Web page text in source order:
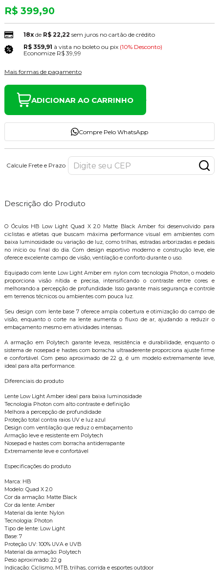
R$ 399,90
18xde R$ 22,22 sem juros no cartão de crédito
R$ 359,91 à vista no boleto ou pix (10% Desconto)
Economize R$ 39,99
Mais formas de pagamento
ADICIONAR AO CARRINHO
Compre Pelo WhatsApp
Calcule Frete e Prazo
Descrição do Produto
O Óculos HB Low Light Quad X 2.0 Matte Black Amber foi desenvolvido para
ciclistas e atletas que buscam máxima performance visual em ambientes com
baixa luminosidade ou variação de luz, como trilhas, estradas arborizadas e pedais
no início ou final do dia. Com design esportivo moderno e construção leve, ele
oferece excelente campo de visão, ventilação e conforto durante o uso.
Equipado com lente Low Light Amber em nylon com tecnologia Photon, o modelo
proporciona visão nítida e precisa, intensificando o contraste entre cores e
melhorando a percepção de profundidade. Isso garante mais segurança e controle
em terrenos técnicos ou ambientes com pouca luz.
Seu design com lente base 7 oferece ampla cobertura e otimização do campo de
visão, enquanto o corte na lente aumenta o fluxo de ar, ajudando a reduzir o
embaçamento mesmo em atividades intensas.
A armação em Polytech garante leveza, resistência e durabilidade, enquanto o
sistema de nosepad e hastes com borracha ultraaderente proporciona ajuste firme
e confortável. Com peso aproximado de 22 g, é um modelo extremamente leve,
ideal para alta performance.
Diferenciais do produto
Lente Low Light Amber ideal para baixa luminosidade
Tecnologia Photon com alto contraste e definição
Melhora a percepção de profundidade
Proteção total contra raios UV e luz azul
Design com ventilação que reduz o embaçamento
Armação leve e resistente em Polytech
Nosepad e hastes com borracha antiderrapante
Extremamente leve e confortável
Especificações do produto
Marca: HB
Modelo: Quad X 2.0
Cor da armação: Matte Black
Cor da lente: Amber
Material da lente: Nylon
Tecnologia: Photon
Tipo de lente: Low Light
Base: 7
Proteção UV: 100% UVA e UVB
Material da armação: Polytech
Peso aproximado: 22 g
Indicação: Ciclismo, MTB, trilhas, corrida e esportes outdoor